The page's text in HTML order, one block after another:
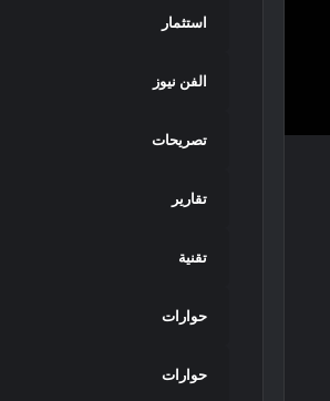
استثمار
الفن نيوز
تصريحات
تقارير
تقنية
حوارات
حوارات